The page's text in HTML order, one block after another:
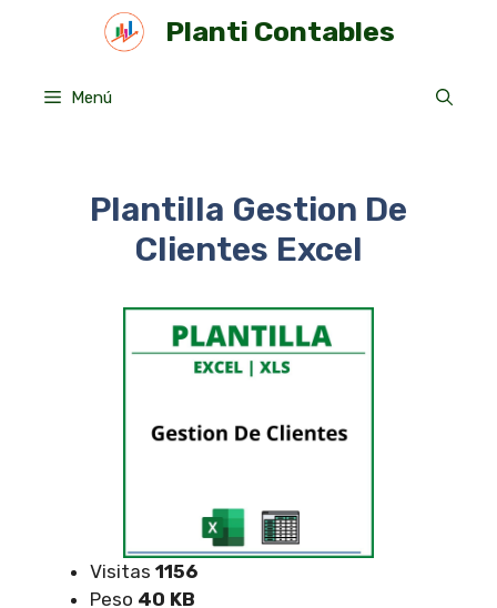
Planti Contables
Menú
Plantilla Gestion De
Clientes Excel
Visitas 1156
Peso 40 KB